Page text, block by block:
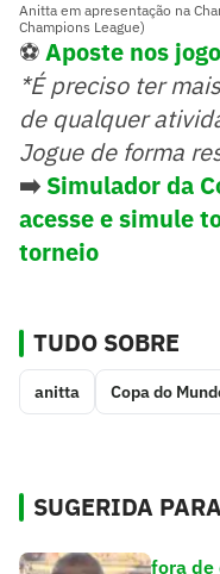
Anitta em apresentação na
Champions League)
⚽Aposte nos
*É preciso ter
de qualquer
Jogue de forma
➡️ Simulador da
acesse e simule
torneio
TUDO SOBRE
anitta Copa do
SUGERIDA
fora de